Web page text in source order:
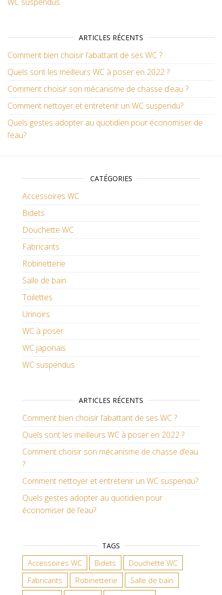
ARTICLES RÉCENTS
Comment bien choisir l’abattant de ses WC ?
Quels sont les meilleurs WC à poser en 2022 ?
Comment choisir son mécanisme de chasse d’eau ?
Comment nettoyer et entretenir un WC suspendu?
Quels gestes adopter au quotidien pour économiser de
l’eau?
CATÉGORIES
Accessoires WC
Bidets
Douchette WC
Fabricants
Robinetterie
Salle de bain
Toilettes
Urinoirs
WC à poser
WC japonais
WC suspendus
ARTICLES RÉCENTS
Comment bien choisir l’abattant de ses WC ?
Quels sont les meilleurs WC à poser en 2022 ?
Comment choisir son mécanisme de chasse d’eau
?
Comment nettoyer et entretenir un WC suspendu?
Quels gestes adopter au quotidien pour
économiser de l’eau?
TAGS
Accessoires WC Bidets
Douchette WC
Fabricants
Robinetterie
Salle de bain